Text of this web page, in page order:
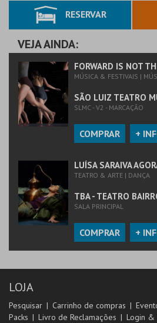
RESERVAR
VEJA AINDA:
FORWARD IS NOT
MÚSICA & FESTIVAIS |
SÃO LUIZ TEATRO
SLMC - V2 - MARCAÇÃO
COMPRAR +
LUÍSA SARAIVA
TEATRO & ARTE | DANÇA
TBA - TEATRO
SALA PRINCIPAL
COMPRAR +
LOJA
Pesquisar Carrinho de compras
Packs
Livro de Reclamações
Login &